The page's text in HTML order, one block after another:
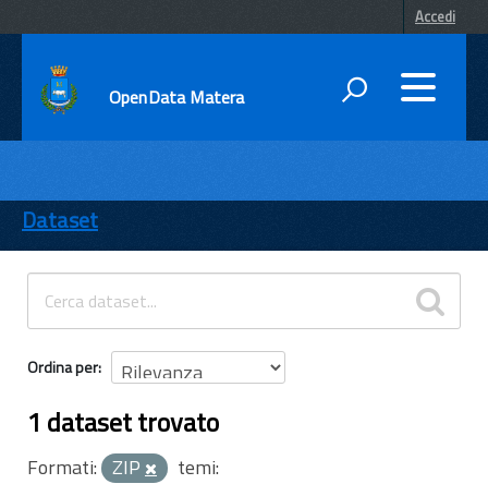
Accedi
OpenData Matera
ENTI
TEMI
INFORMAZIONI
Dataset
Ordina per
1 dataset trovato
Formati: ZIP
temi: